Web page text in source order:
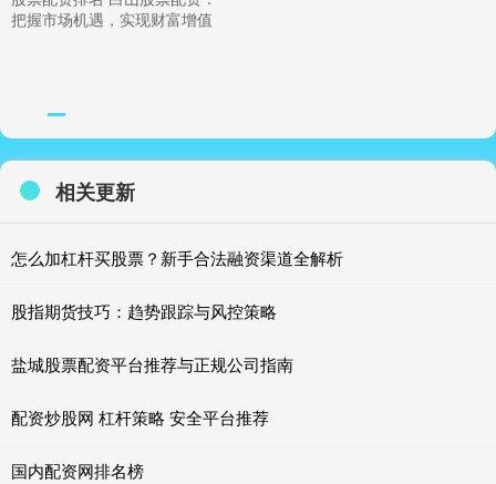
把握市场机遇，实现财富增值
相关更新
怎么加杠杆买股票？新手合法融资渠道全解析
股指期货技巧：趋势跟踪与风控策略
盐城股票配资平台推荐与正规公司指南
配资炒股网 杠杆策略 安全平台推荐
国内配资网排名榜